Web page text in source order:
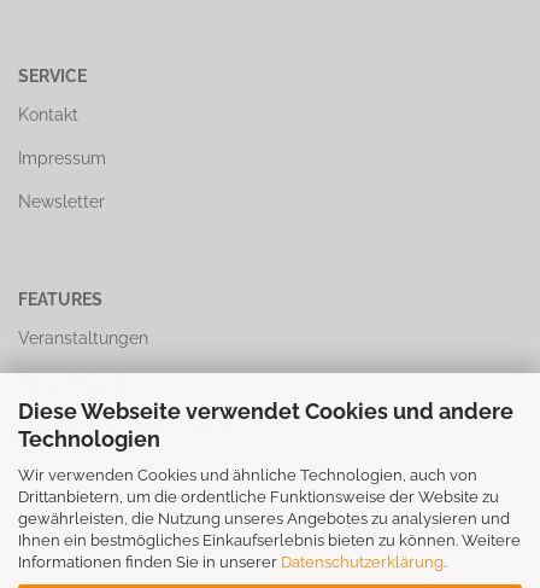
Diese Webseite verwendet Cookies und andere
Technologien
Wir verwenden Cookies und ähnliche Technologien, auch von
Drittanbietern, um die ordentliche Funktionsweise der Website zu
gewährleisten, die Nutzung unseres Angebotes zu analysieren und
Ihnen ein bestmögliches Einkaufserlebnis bieten zu können. Weitere
Informationen finden Sie in unserer Datenschutzerklärung.
SERVICE
Kontakt
Impressum
Newsletter
FEATURES
Veranstaltungen
Gutscheine / Tempel-Taler
FIRMA
Filialen